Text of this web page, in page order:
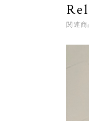
関連商